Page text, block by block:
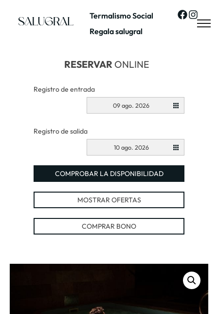
Termalismo Social
Regala salugral
RESERVARONLINE
Registro de entrada
09 ago. 2026
Registro de salida
10 ago. 2026
COMPROBAR LA DISPONIBILIDAD
MOSTRAR OFERTAS
COMPRAR BONO